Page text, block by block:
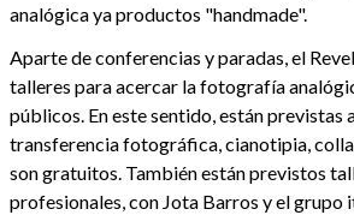
analógica ya productos "handmade".
Aparte de conferencias y paradas, el
talleres para acercar la fotografía
públicos. En este sentido, están previstas
transferencia fotográfica, cianotipia,
son gratuitos. También están previstos
profesionales, con Jota Barros y el grupo